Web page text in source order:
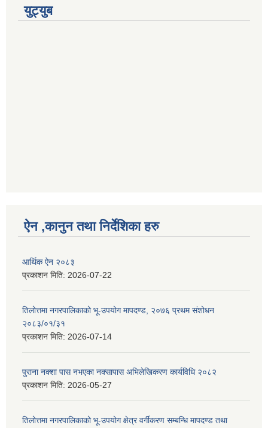
युट्युब
ऐन ,कानुन तथा निर्देशिका हरु
आर्थिक ऐन २०८३
प्रकाशन मिति: 2026-07-22
तिलोत्तमा नगरपालिकाको भू-उपयोग मापदण्ड, २०७६ प्रथम संशोधन
२०८३/०१/३१
प्रकाशन मिति: 2026-07-14
पुराना नक्शा पास नभएका नक्सापास अभिलेखिकरण कार्यविधि २०८२
प्रकाशन मिति: 2026-05-27
तिलोत्तमा नगरपालिकाको भू-उपयोग क्षेत्र वर्गीकरण सम्बन्धि मापदण्ड तथा